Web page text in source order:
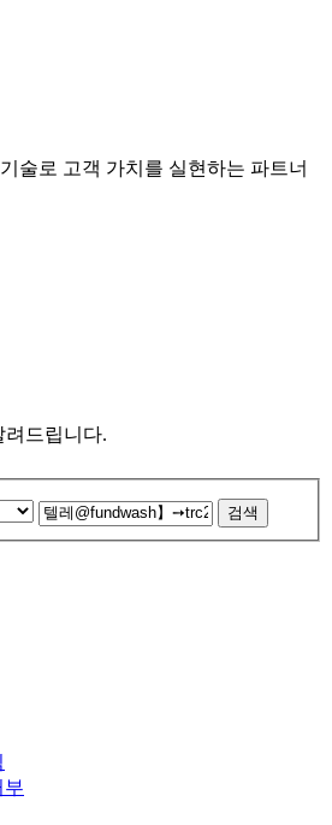
술로 고객 가치를 실현하는 파트너
드립니다.
부